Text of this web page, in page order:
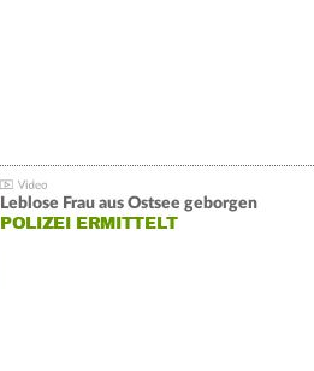
Leblose Frau aus Ostsee geborgen
POLIZEI ERMITTELT